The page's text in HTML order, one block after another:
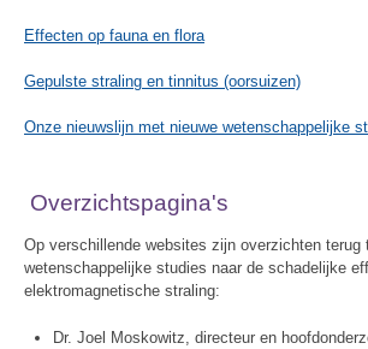
Effecten op fauna en flora
Gepulste straling en tinnitus (oorsuizen)
Onze nieuwslijn met nieuwe wetenschappelijke
Overzichtspagina's
Op verschillende websites zijn overzichten terug
wetenschappelijke studies naar de schadelijke
elektromagnetische straling:
Dr. Joel Moskowitz, directeur en